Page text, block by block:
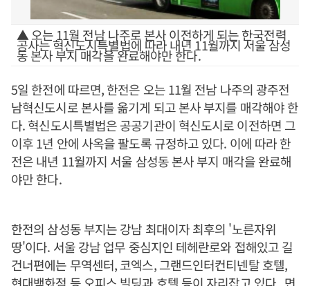
▲ 오는 11월 전남 나주로 본사 이전하게 되는 한국전력
공사는 혁신도시특별법에 따라 내년 11월까지 서울 삼성
동 본사 부지 매각을 완료해야만 한다.
5일 한전에 따르면, 한전은 오는 11월 전남 나주의 광주전
남혁신도시로 본사를 옮기게 되고 본사 부지를 매각해야 한
다. 혁신도시특별법은 공공기관이 혁신도시로 이전하면 그
이후 1년 안에 사옥을 팔도록 규정하고 있다. 이에 따라 한
전은 내년 11월까지 서울 삼성동 본사 부지 매각을 완료해
야만 한다.
한전의 삼성동 부지는 강남 최대이자 최후의 '노른자위
땅'이다. 서울 강남 업무 중심지인 테헤란로와 접해있고 길
건너편에는 무역센터, 코엑스, 그랜드인터컨티넨탈 호텔,